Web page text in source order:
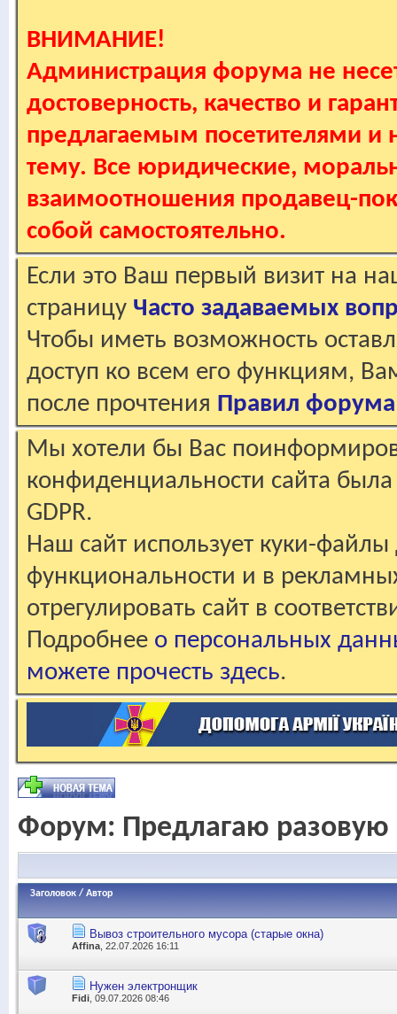
ВНИМАНИЕ!
Администрация форума не
достоверность, качество и
предлагаемым посетителями и
тему. Все юридические,
взаимоотношения продавец-
собой самостоятельно.
Если это Ваш первый визит на
страницу Часто задаваемых
Чтобы иметь возможность
доступ ко всем его функциям,
после прочтения Правил форума
Мы хотели бы Вас
конфиденциальности сайта
GDPR.
Наш сайт использует куки-файлы
функциональности и в
отрегулировать сайт в
Подробнее о персональных
можете прочесть здесь.
Форум: Предлагаю разовую
Заголовок / Автор
Вывоз строительного мусора (старые окна)
Affina , 22.07.2026 16:11
Нужен электронщик
Fidi, 09.07.2026 08:46